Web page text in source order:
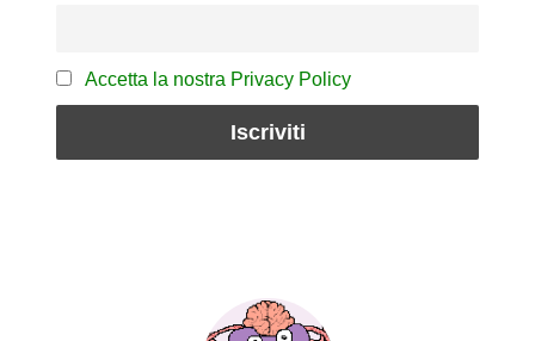
Accetta la nostra Privacy Policy